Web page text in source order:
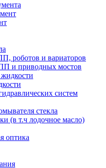
роботов и вариаторов
и приводных мостов
систем
стекла
(в т.ч лодочное масло)
оптика